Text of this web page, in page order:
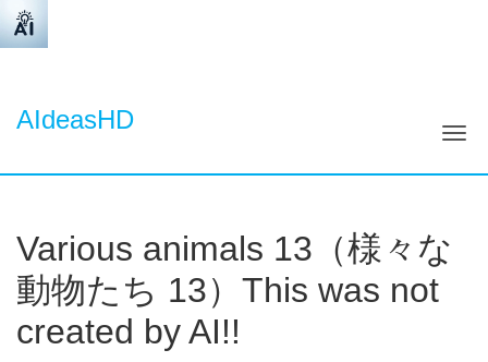
AIdeasHD
ナ
Various animals 13（様々な
動物たち 13）This was not
created by AI!!